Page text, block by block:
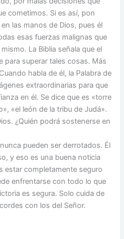
cometimos. Si es así, pon
las manos de Dios, pues él
esas fuerzas malignas que
La Biblia señala que el
para superar tales cosas. Más
habla de él, la Palabra de
extraordinarias para que
en él. Se dice que es «torre
«el león de la tribu de Judá».
¿Quién podrá sostenerse en
pueden ser derrotados. Él
y eso es una buena noticia
estar completamente seguro
enfrentarse con todo lo que
es segura. Solo cuida de
con los del Señor.